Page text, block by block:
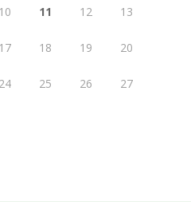
10 11 12 13
17 18 19 20
24 25 26 27